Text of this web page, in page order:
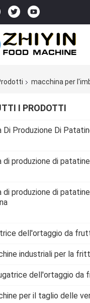
macchina per
I PRODOTTI
Di Produzione Di
di produzione di
di produzione di
dell'ortaggio da
industriali per la
dell'ortaggio da
per il taglio delle